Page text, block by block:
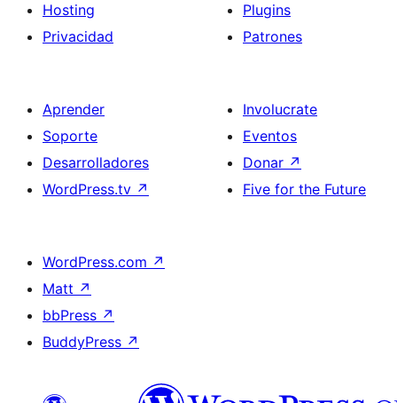
Hosting
Privacidad
Plugins
Patrones
Aprender
Soporte
Desarrolladores
WordPress.tv ↗
Involucrate
Eventos
Donar ↗
Five for the Future
WordPress.com ↗
Matt ↗
bbPress ↗
BuddyPress ↗